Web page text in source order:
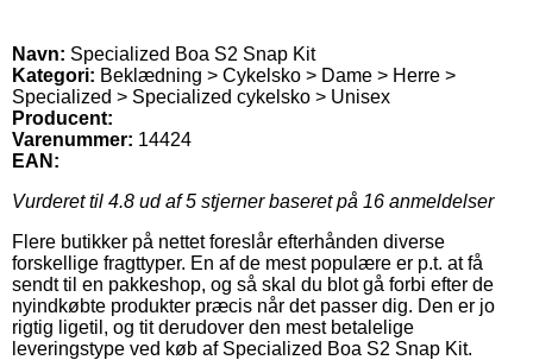
Navn: Specialized Boa S2 Snap Kit
Kategori: Beklædning > Cykelsko > Dame > Herre >
Specialized > Specialized cykelsko > Unisex
Producent:
Varenummer: 14424
EAN:
Vurderet til 4.8 ud af 5 stjerner baseret på 16 anmeldelser
Flere butikker på nettet foreslår efterhånden diverse
forskellige fragttyper. En af de mest populære er p.t. at få
sendt til en pakkeshop, og så skal du blot gå forbi efter de
nyindkøbte produkter præcis når det passer dig. Den er jo
rigtig ligetil, og tit derudover den mest betalelige
leveringstype ved køb af Specialized Boa S2 Snap Kit.